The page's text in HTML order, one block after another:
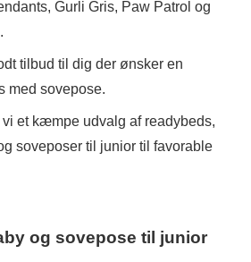
Gurli Gris, Paw Patrol og
tilbud til dig der ønsker en
med sovepose.
et kæmpe udvalg af readybeds,
soveposer til junior til favorable
og sovepose til junior